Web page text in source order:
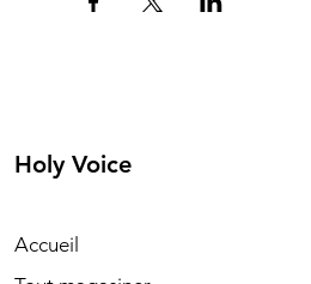
Holy Voice
Accueil